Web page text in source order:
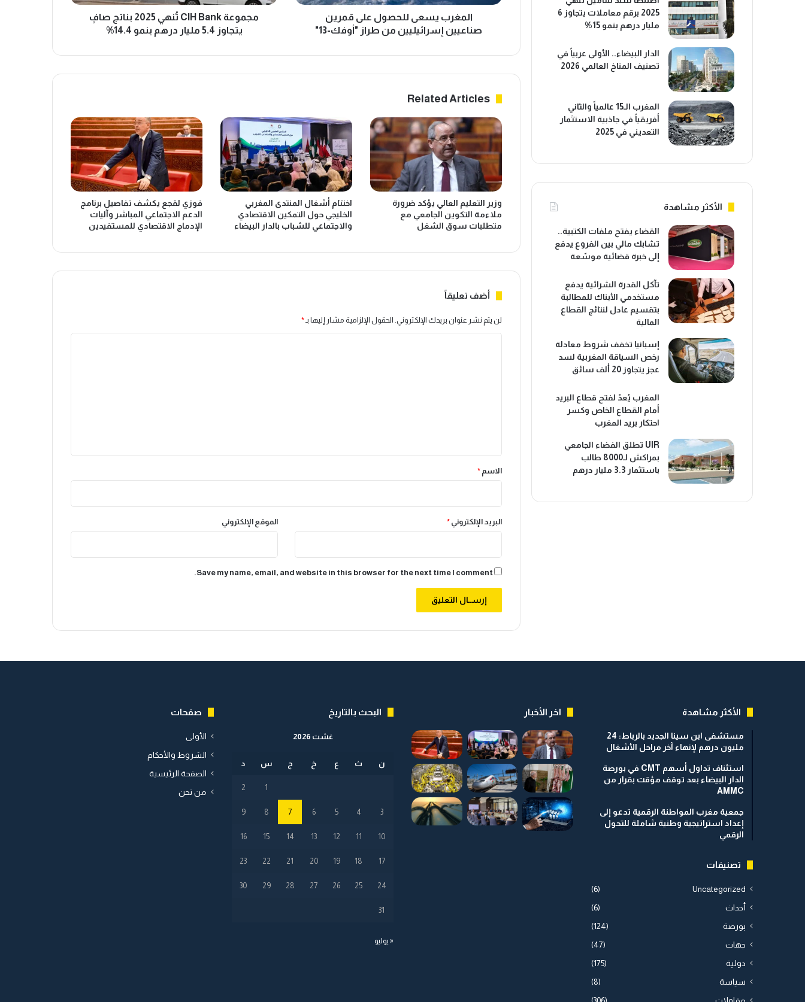
طراز
المغرب يسعى للحصول على قمرين
صناعيين إسرائيليين من طراز "أوفك-13"
5.4
14.4%
مجموعة CIH Bank تُنهي 2025 بناتج صافٍ
يتجاوز 5.4 مليار درهم بنمو 14.4%
Related Articles
وزير التعليم العالي يؤكد ضرورة
ملاءمة التكوين الجامعي مع
متطلبات سوق الشغل
اختتام أشغال المنتدى المغربي
الخليجي حول التمكين الاقتصادي
والاجتماعي للشباب بالدار البيضاء
فوزي لقجع يكشف تفاصيل برنامج
الدعم الاجتماعي المباشر وآليات
الإدماج الاقتصادي للمستفيدين
أضف تعليقاً
لن يتم نشر عنوان بريدك الإلكتروني. الحقول الإلزامية مشار إليها بـ*
*
الاسم *
البريد الإلكتروني * الموقع الإلكتروني
Save my name, email, and website in this browser for the next time I comment.
2025 برقم معاملات يتجاوز 6
مليار درهم بنمو 15%
الدار البيضاء.. الأولى عربياً في
تصنيف المناخ العالمي 2026
المغرب الـ15 عالمياً والثاني
أفريقياً في جاذبية الاستثمار
التعديني في 2025
الأكثر مشاهدة
القضاء يفتح ملفات الكتبية..
تشابك مالي بين الفروع يدفع
إلى خبرة قضائية موسّعة
تآكل القدرة الشرائية يدفع
مستخدمي الأبناك للمطالبة
بتقسيم عادل لنتائج القطاع
المالية
إسبانيا تخفف شروط معادلة
رخص السياقة المغربية لسد
عجز يتجاوز 20 ألف سائق
المغرب يُعدّ لفتح قطاع البريد
أمام القطاع الخاص وكسر
احتكار بريد المغرب
UIR تطلق الفضاء الجامعي
بمراكش لـ8000 طالب
باستثمار 3.3 مليار درهم
الأكثر مشاهدة
مستشفى ابن سينا الجديد بالرباط: 24
مليون درهم لإنهاء آخر مراحل الأشغال
استئناف تداول أسهم CMT في بورصة
الدار البيضاء بعد توقف مؤقت بقرار من
AMMC
جمعية مغرب المواطنة الرقمية تدعو إلى
إعداد استراتيجية وطنية شاملة للتحول
الرقمي
تصنيفات
Uncategorized
(6)
أحداث (6)
بورصة (124)
جهات (47)
دولية (175)
سياسة (8)
اخر الأخبار البحث بالتاريخ
غشت 2026
ن ث ع خ ج س د
1
2
3
4
5
6
7
8
9
10
11
12
13
14
15
16
17
18
19
20
21
22
23
24
25
26
27
28
29
30
31
« يوليو
صفحات
الأولى
الشروط والأحكام
الصفحة الرئيسية
من نحن